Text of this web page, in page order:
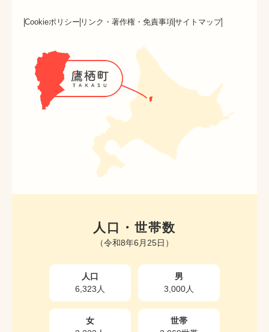
Cookieポリシー リンク・著作権・免責事項サイトマップ
人口・世帯数
（令和8年6月25日）
人口
6,323人
男
3,000人
女
世帯